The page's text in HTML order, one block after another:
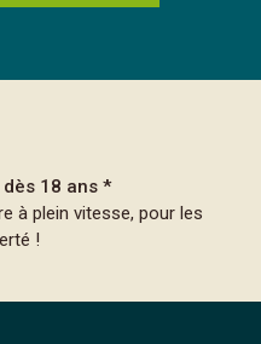
18 ans *
à plein vitesse, pour les
!